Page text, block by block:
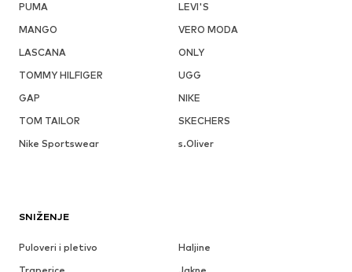
PUMA
LEVI'S
MANGO
VERO MODA
LASCANA
ONLY
TOMMY HILFIGER
UGG
GAP
NIKE
TOM TAILOR
SKECHERS
Nike Sportswear
s.Oliver
SNIŽENJE
Puloveri i pletivo
Haljine